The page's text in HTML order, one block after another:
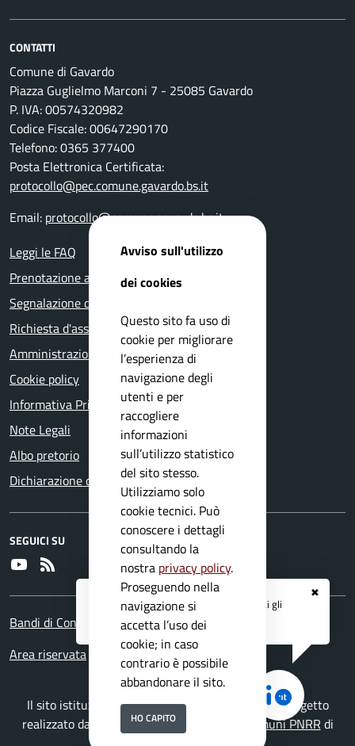
✖
Registrati ai serviziAPP IO
e ricevi tutti gli
aggiornamenti dall'Ente
CONTATTI
Comune di Gavardo
Piazza Guglielmo Marconi 7 - 25085 Gavardo
P. IVA: 00574320982
Codice Fiscale: 00647290170
Telefono: 0365 377400
Posta Elettronica Certificata:
protocollo@pec.comune.gavardo.bs.it
Email: protocollo@comune.gavardo.bs.it
Leggi le FAQ
Prenotazione appuntamento
Segnalazione disservizio
Richiesta d'assistenza
Amministrazione trasparente
Cookie policy
Informativa Privacy
Note Legali
Albo pretorio
Dichiarazione di accessibilità
SEGUICI SU
Youtube
Bandi di Concorso
Area riservata
Il sito istituzionale del Comune di Gavardo è un progetto
realizzato da
Secoval srlcon la Soluzione Comuni PNRR di
Avviso sull'utilizzo
dei cookies
Questo sito fa uso di
cookie per migliorare
l’esperienza di
navigazione degli
utenti e per
raccogliere
informazioni
sull’utilizzo statistico
del sito stesso.
Utilizziamo solo
cookie tecnici. Può
conoscere i dettagli
consultando la
nostra privacy policy.
Proseguendo nella
navigazione si
accetta l’uso dei
cookie; in caso
contrario è possibile
abbandonare il sito.
HO CAPITO